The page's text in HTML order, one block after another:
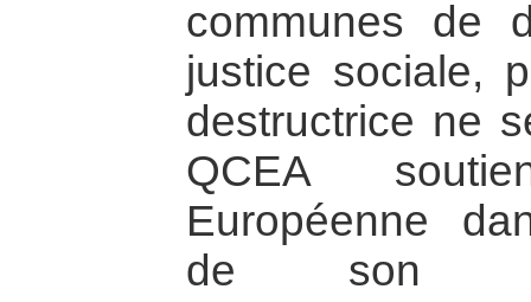
communes de
justice sociale,
destructrice ne
QCEA
Européenne
de son